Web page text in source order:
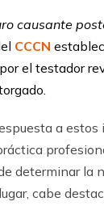
causante
CCCN
el testador
a
determinar la
cabe